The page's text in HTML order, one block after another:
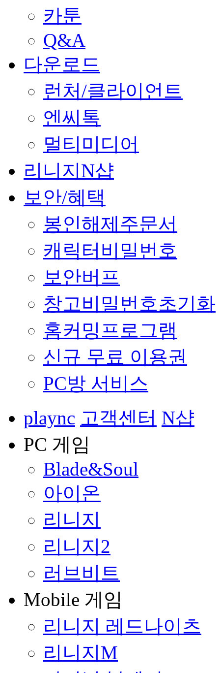
카툰
Q&A
다운로드
런처/클라이언트
엔씨톡
멀티미디어
리니지N샵
보안/혜택
봉인해제주문서
캐릭터비밀번호
보안버프
창고비밀번호초기화
홈커밍프로그램
신규 무료 이용권
PC방 서비스
plaync 고객센터 N샵
PC 게임
Blade&Soul
아이온
리니지
리니지2
러브비트
Mobile 게임
리니지 레드나이츠
리니지M